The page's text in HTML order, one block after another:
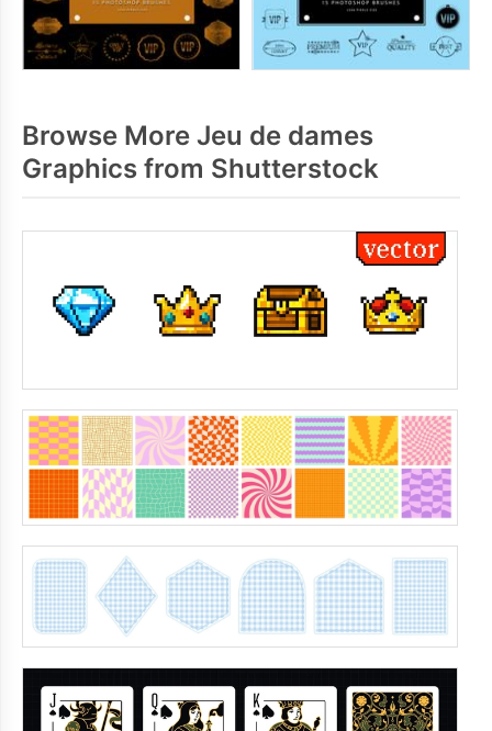
Browse More Jeu de dames
Graphics from Shutterstock